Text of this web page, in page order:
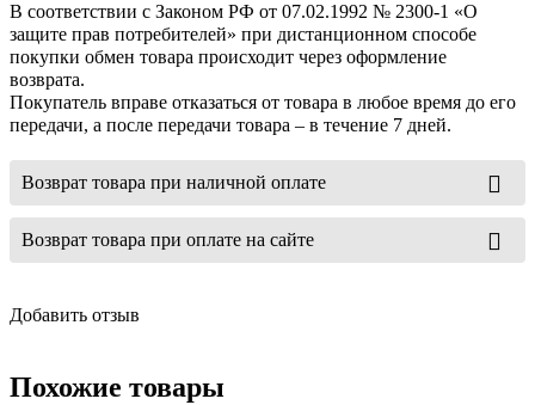
В соответствии с Законом РФ от 07.02.1992 № 2300-1 «О
защите прав потребителей» при дистанционном способе
покупки обмен товара происходит через оформление
возврата.
Покупатель вправе отказаться от товара в любое время до его
передачи, а после передачи товара – в течение 7 дней.
Возврат товара при наличной оплате
Возврат товара при оплате на сайте
Добавить отзыв
Похожие товары